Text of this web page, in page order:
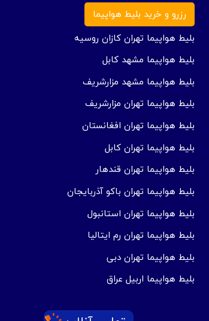
بلیط هواپیما تهران کابل
بلیط هواپیما تهران مزارشریف
بلیط هواپیما مشهد کابل
بلیط هواپیما تهران قندهار
بلیط هواپیما تهران افغانستان
بلیط هواپیما مشهد مزارشریف
بلیط هواپیما تهران رم ایتالیا
بلیط هواپیما تهران دبی
بلیط هواپیما تهران باکو آذربایجان
بلیط هواپیما تهران استانبول
بلیط هواپیما تهران کازان روسیه
بلیط هواپیما اربیل عراق
رزرو و خرید بلیط هواپیما